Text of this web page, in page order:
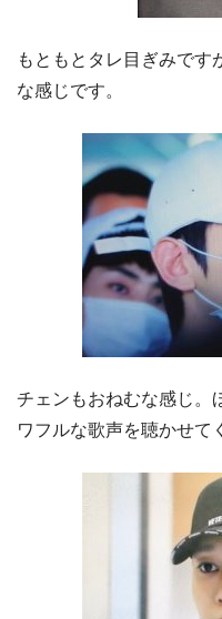
もともとタレ目ぎみです
な感じです。
チェンもおねむな感じ。
ワフルな歌声を聴かせて